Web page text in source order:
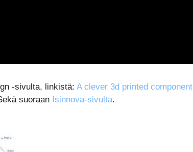
-sivulta, linkistä: A clever 3d printed component
suoraan Isinnova-sivulta.